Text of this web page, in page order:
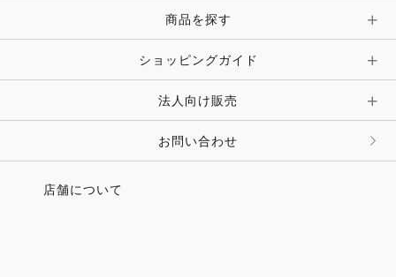
時計・財布・キーケース・革小物
キーホルダー・チャーム・ストラップ
ピン・ブローチ・コサージュ
その他 アクセサリー
商品を探す
ショッピングガイド
法人向け販売
お問い合わせ
店舗について